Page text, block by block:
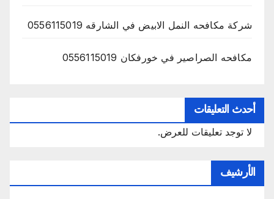
شركة مكافحه النمل الابيض في الشارقه 0556115019
مكافحه الصراصير في خورفكان 0556115019
أحدث التعليقات
لا توجد تعليقات للعرض.
الأرشيف